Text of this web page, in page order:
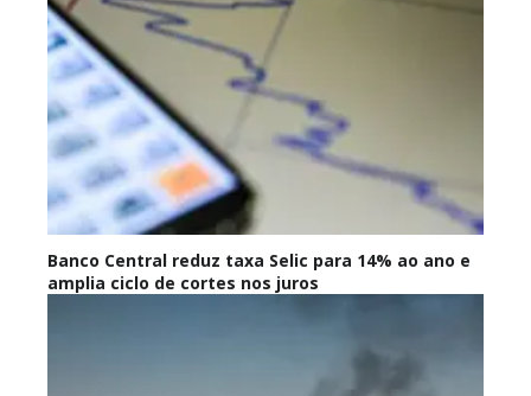
Banco Central reduz taxa Selic para 14% ao ano e
amplia ciclo de cortes nos juros